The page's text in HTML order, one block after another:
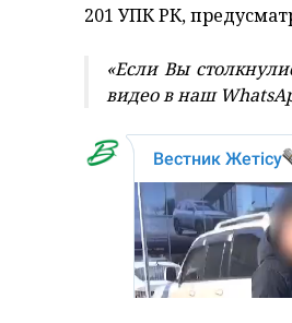
201 УПК РК,
«Если Вы
видео в наш